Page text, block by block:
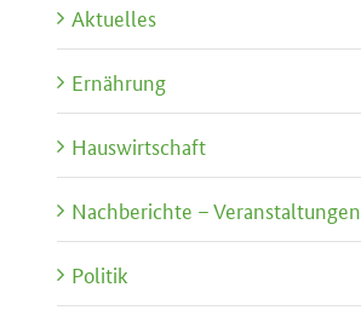
Aktuelles
Ernährung
Hauswirtschaft
Nachberichte – Veranstaltungen
Politik